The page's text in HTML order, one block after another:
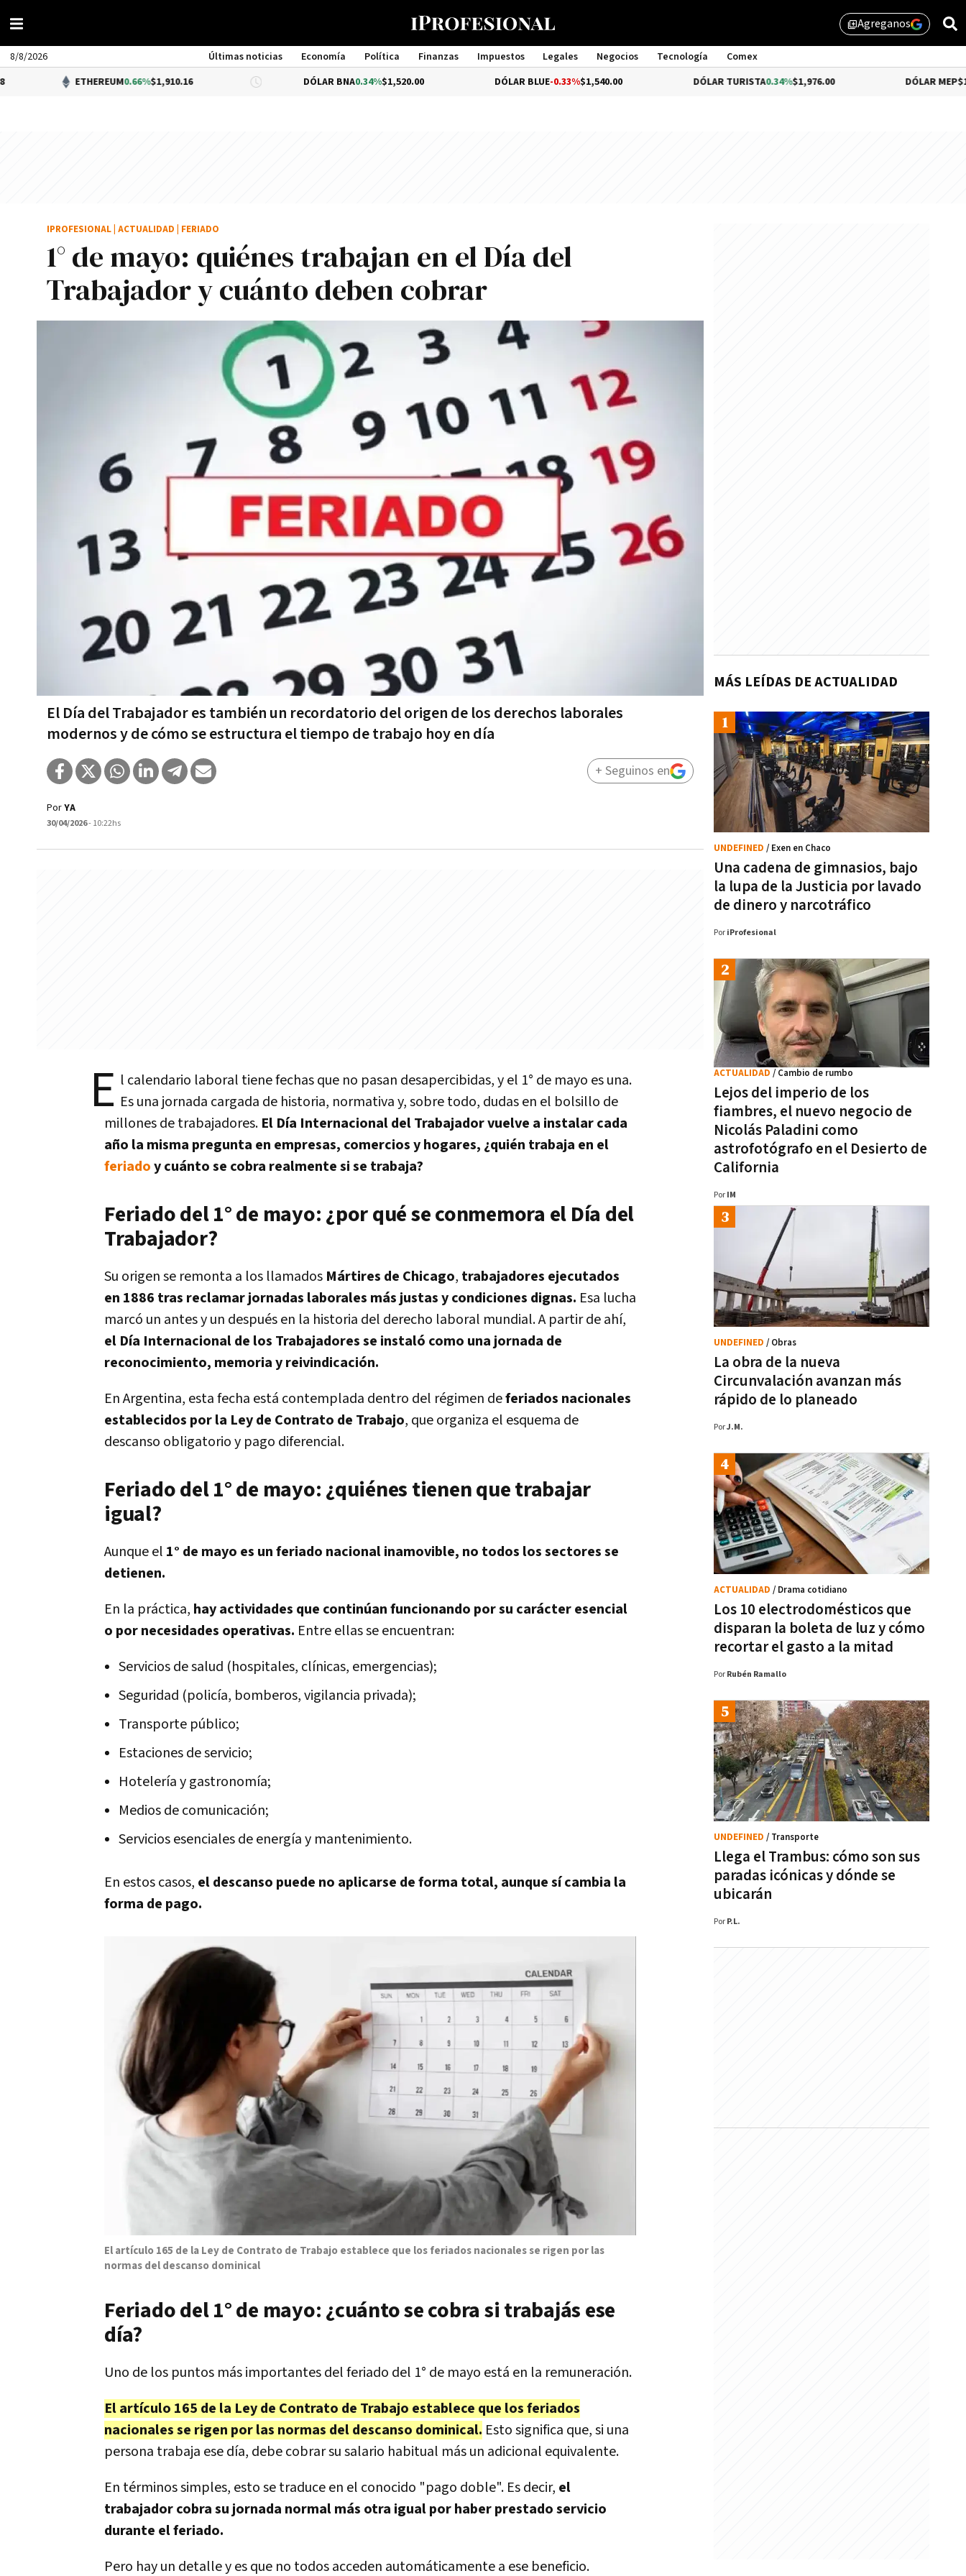
library_addAgreganos
8/8/2026 Últimas noticias Economía Política Finanzas Impuestos Legales Negocios Tecnología
Comex
Management
ETHEREUM 0.66%$1,910.16 DÓLAR BNA0.34%$1,520.00 DÓLAR BLUE-0.33%$1,540.00 DÓLAR TURISTA0.34%$1,976.00 DÓLAR MEP$1,510.79
1° de mayo: quiénes trabajan en el Día del
Trabajador y cuánto deben cobrar
El Día del Trabajador es también un recordatorio del origen de los derechos laborales
modernos y de cómo se estructura el tiempo de trabajo hoy en día
IPROFESIONAL ACTUALIDAD FERIADO
PorYA
30/04/2026- 10:22hs
+ Seguinos en
E l calendario laboral tiene fechas que no pasan desapercibidas, y el 1° de mayo es una.
Es una jornada cargada de historia, normativa y, sobre todo, dudas en el bolsillo de
millones de trabajadores. El Día Internacional del Trabajador vuelve a instalar cada
año la misma pregunta en empresas, comercios y hogares, ¿quién trabaja en el
feriadoy cuánto se cobra realmente si se trabaja?
Feriado del 1° de mayo: ¿por qué se conmemora el Día del
Trabajador?
Su origen se remonta a los llamados Mártires de Chicago, trabajadores ejecutados
en 1886 tras reclamar jornadas laborales más justas y condiciones dignas. Esa lucha
marcó un antes y un después en la historia del derecho laboral mundial. A partir de ahí,
el Día Internacional de los Trabajadores se instaló como una jornada de
reconocimiento, memoria y reivindicación.
En Argentina, esta fecha está contemplada dentro del régimen deferiados nacionales
establecidos por la Ley de Contrato de Trabajo, que organiza el esquema de
descanso obligatorio y pago diferencial.
Feriado del 1° de mayo: ¿quiénes tienen que trabajar
igual?
Aunque el 1° de mayo es un feriado nacional inamovible, no todos los sectores se
detienen.
En la práctica, hay actividades que continúan funcionando por su carácter esencial
o por necesidades operativas. Entre ellas se encuentran:
Servicios de salud (hospitales, clínicas, emergencias);
Seguridad (policía, bomberos, vigilancia privada);
Transporte público;
Estaciones de servicio;
Hotelería y gastronomía;
Medios de comunicación;
Servicios esenciales de energía y mantenimiento.
En estos casos, el descanso puede no aplicarse de forma total, aunque sí cambia la
forma de pago.
El artículo 165 de la Ley de Contrato de Trabajo establece que los feriados nacionales se rigen por las
normas del descanso dominical
Feriado del 1° de mayo: ¿cuánto se cobra si trabajás ese
día?
Uno de los puntos más importantes del feriado del 1° de mayo está en la remuneración.
El artículo 165 de la Ley de Contrato de Trabajo establece que los feriados
nacionales se rigen por las normas del descanso dominical. Esto significa que, si una
persona trabaja ese día, debe cobrar su salario habitual más un adicional equivalente.
En términos simples, esto se traduce en el conocido "pago doble". Es decir, el
trabajador cobra su jornada normal más otra igual por haber prestado servicio
durante el feriado.
Pero hay un detalle y es que no todos acceden automáticamente a ese beneficio.
MÁS LEÍDAS DE ACTUALIDAD
Una cadena de gimnasios, bajo
la lupa de la Justicia por lavado
de dinero y narcotráfico
UNDEFINED / Exen en Chaco
Por iProfesional
Lejos del imperio de los
fiambres, el nuevo negocio de
Nicolás Paladini como
astrofotógrafo en el Desierto de
California
ACTUALIDAD / Cambio de rumbo
Por IM
La obra de la nueva
Circunvalación avanzan más
rápido de lo planeado
UNDEFINED / Obras
PorJ.M.
Los 10 electrodomésticos que
disparan la boleta de luz y cómo
recortar el gasto a la mitad
ACTUALIDAD / Drama cotidiano
Por Rubén Ramallo
Llega el Trambus: cómo son sus
paradas icónicas y dónde se
ubicarán
UNDEFINED / Transporte
Por P.L.